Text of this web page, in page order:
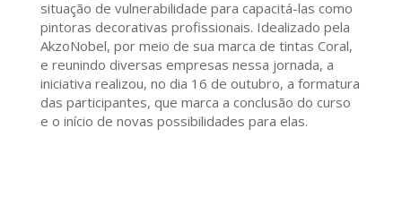
situação de vulnerabilidade para capacitá-las como
pintoras decorativas profissionais. Idealizado pela
AkzoNobel, por meio de sua marca de tintas Coral,
e reunindo diversas empresas nessa jornada, a
iniciativa realizou, no dia 16 de outubro, a formatura
das participantes, que marca a conclusão do curso
e o início de novas possibilidades para elas.